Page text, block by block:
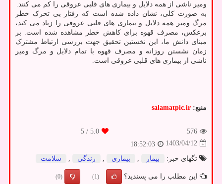
ومیر ناشی از همه دلایل و بیماری های قلبی عروقی را کم می کنند.
به صورت کلی، نشان داده شده است که رفتار بی تحرک خطر
مرگ ومیر همه دلایل و بیماری های قلبی عروقی را زیاد می کند،
برعکس، مصرف قهوه برای کاهش خطر مشاهده شده است. بر
مبنای دانش ما، این نخستین تحقیق جهت بررسی ارتباط مشترک
زمان نشستن روزانه و مصرف قهوه با تمام دلایل و مرگ ومیر
ناشی از بیماری های قلبی عروقی است.
منبع: salamatpic.ir
576
5.0
/ 5
1403/04/12
18:52:03
تگهای خبر:
بیمار بیماری زندگی سلامت
این مطلب را می پسندید؟ (1)
(0)